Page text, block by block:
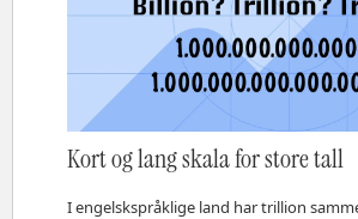
Kort og lang skala for store tall
I engelskspråklige land har trillion